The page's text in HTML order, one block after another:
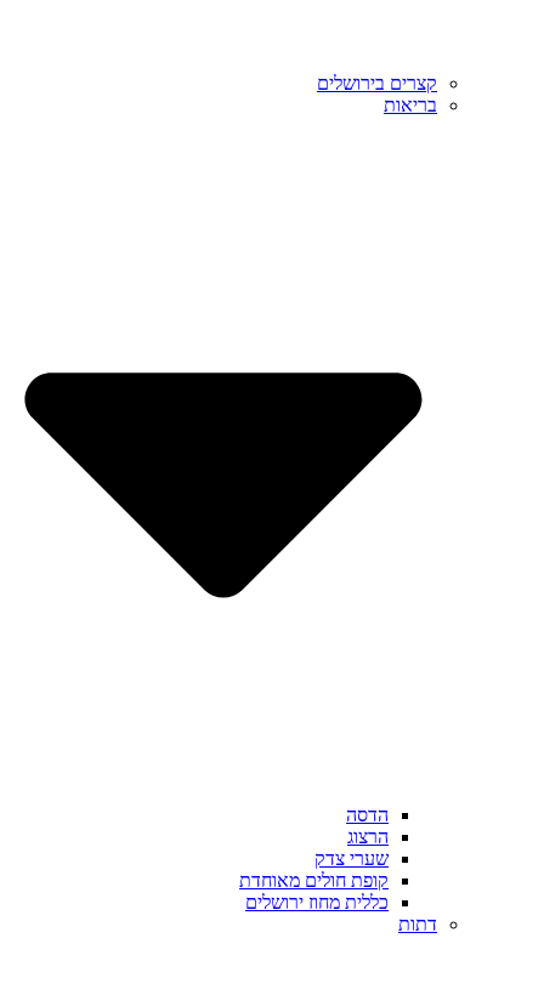
קצרים בירושלים
בריאות
הדסה
הרצוג
שערי צדק
קופת חולים מאוחדת
כללית מחוז ירושלים
דתות